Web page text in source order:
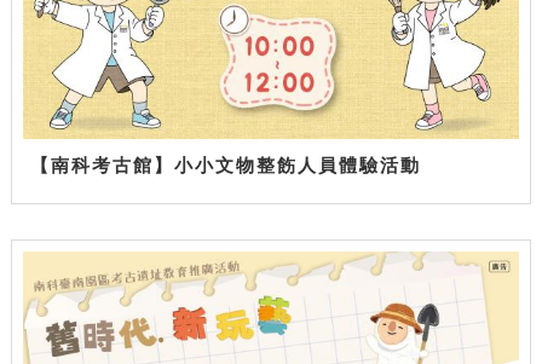
【南科考古館】小小文物整飭人員體驗活動